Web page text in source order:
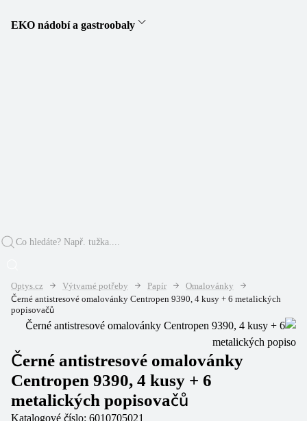
EKO nádobí a gastroobaly
Optys.cz Výtvarné potřeby Papír
Omalovánky
Černé antistresové omalovánky Centropen 9390, 4 kusy + 6 metalických
popisovačů
Černé antistresové omalovánky
Centropen 9390, 4 kusy + 6
metalických popisovačů
Katalogové číslo: 6010705021